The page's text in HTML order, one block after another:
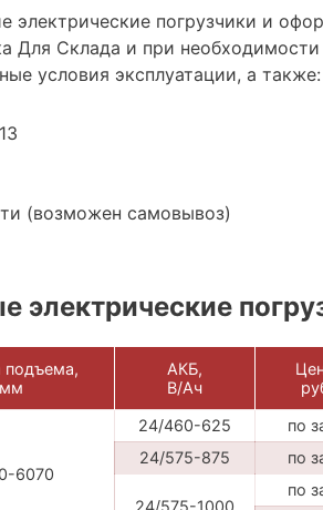
электрические погрузчики и
Для Склада и при
условия эксплуатации, а также:
(возможен самовывоз)
электрические
подъема,
мм
АКБ,
В/Ач
6070
24/460-625
по
24/575-875
по
по